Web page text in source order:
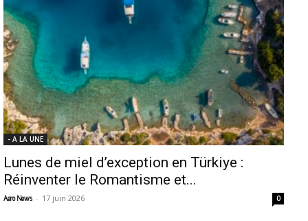
- A LA UNE
Lunes de miel d’exception en Türkiye :
Réinventer le Romantisme et...
Aero News - 17 juin 2026 0